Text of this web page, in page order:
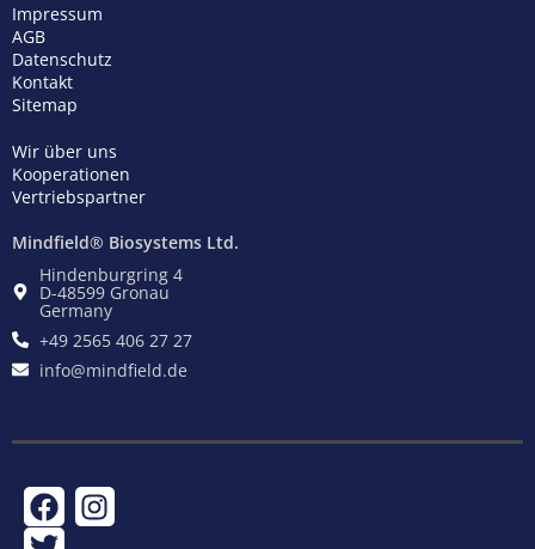
Impressum
AGB
Datenschutz
Kontakt
Sitemap
Wir über uns
Kooperationen
Vertriebspartner
Mindfield® Biosystems Ltd.
Hindenburgring 4
D-48599 Gronau
Germany
+49 2565 406 27 27
info@mindfield.de
F
a
I
n
T
w